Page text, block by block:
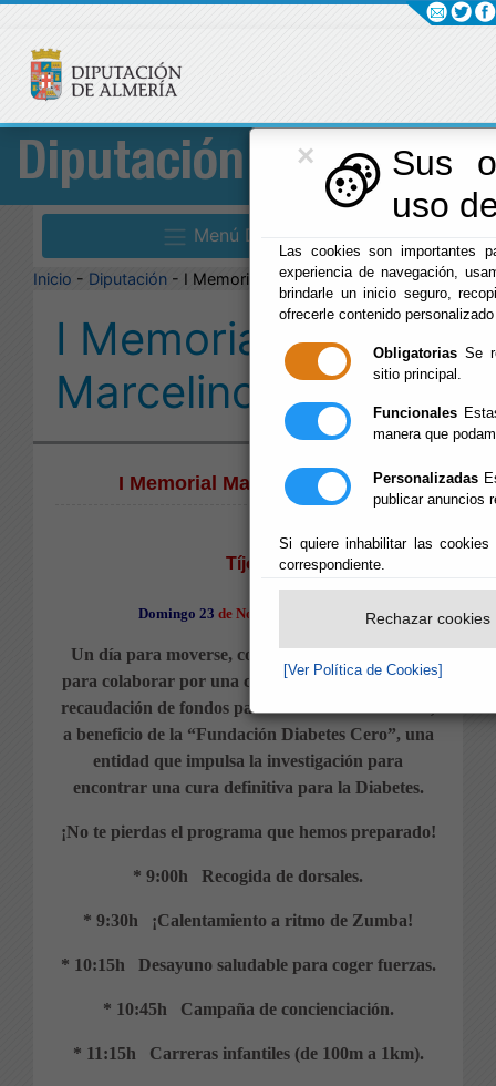
×
Sus
uso
Las cookies son importantes
experiencia de navegación,
brindarle un inicio seguro,
ofrecerle contenido
Obligatorias Se
sitio principal.
Funcionales
manera que
Personalizadas
publicar anuncios
Si quiere inhabilitar las
correspondiente.
Rechazar cookies
[Ver Política de Cookies]
Diputación
Menú Diputación
Inicio - Diputación - I Memorial Marcelino López
I Memorial
Marcelino López
I Memorial Marcelino López
Tíjola
Domingo 23 de Noviembre de 2025
Un día para moverse, concienciar y, sobre todo,
para colaborar por una causa muy importante: la
recaudación de fondos para la cura de la diabetes,
a beneficio de la “Fundación Diabetes Cero”, una
entidad que impulsa la investigación para
encontrar una cura definitiva para la Diabetes.
¡No te pierdas el programa que hemos preparado!
* 9:00h Recogida de dorsales.
* 9:30h ¡Calentamiento a ritmo de Zumba!
* 10:15h Desayuno saludable para coger fuerzas.
* 10:45h Campaña de concienciación.
* 11:15h Carreras infantiles (de 100m a 1km).